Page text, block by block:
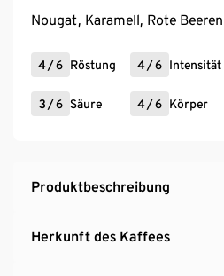
Nougat, Karamell, Rote Beeren
4/6 Röstung 4/6 Intensität
3 /6 Säure 4/6 Körper
Produktbeschreibung
Herkunft des Kaffees